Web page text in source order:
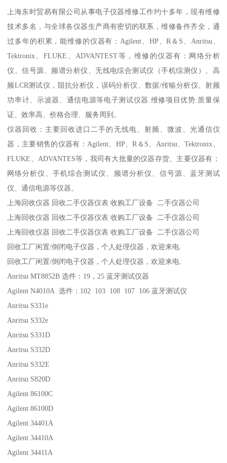
上海东时贸易有限公司从事电子仪器维修工作约十多年，现有维修
技术多名，与全球各仪器生产商有密切的联系，维修备件齐全，通
过多年的积累，能维修的仪器有：Agilent、HP、R＆S、Anritsu、
Tektronix、FLUKE、ADVANTEST等，维修的仪器有：网络分析
仪、信号源、频谱分析仪、无线电综合测试仪（手机综测仪）、高
频LCR测试仪，阻抗分析仪，误码分析仪、数据/传输分析仪、射频
功率计、示波器、通信电源等电子测试仪器.维修项目优势:质量保
证、效率高、价格合理、服务周到。
仪器回收：主要回收进口二手的无线电、射频、微波、光通信仪
器，主要销售的仪器有：Agilent、HP、R＆S、Anritsu、Tektronix、
FLUKE、ADVANTES等，我司有大批量的仪器存货、主要仪器有：
网络分析仪、手机综合测试仪、频谱分析仪、信号源、蓝牙测试
仪、通信电源等仪器。
上海回收仪器 回收二手仪器仪表 收购工厂设备 二手仪器公司
上海回收仪器 回收二手仪器仪表 收购工厂设备 二手仪器公司
上海回收仪器 回收二手仪器仪表 收购工厂设备 二手仪器公司
回收工厂闲置/倒闭电子仪器，个人处理仪器，欢迎来电.
回收工厂闲置/倒闭电子仪器，个人处理仪器，欢迎来电.
Anritsu MT8852B 选件：19，25 蓝牙测试仪器
Agilent N4010A 选件：102 103 108 107 106 蓝牙测试仪
Anritsu S331e
Anritsu S332e
Anritsu S331D
Anritsu S332D
Anritsu S332E
Anritsu S820D
Agilent 86100C
Agilent 86100D
Agilent 34401A
Agilent 34410A
Agilent 34411A